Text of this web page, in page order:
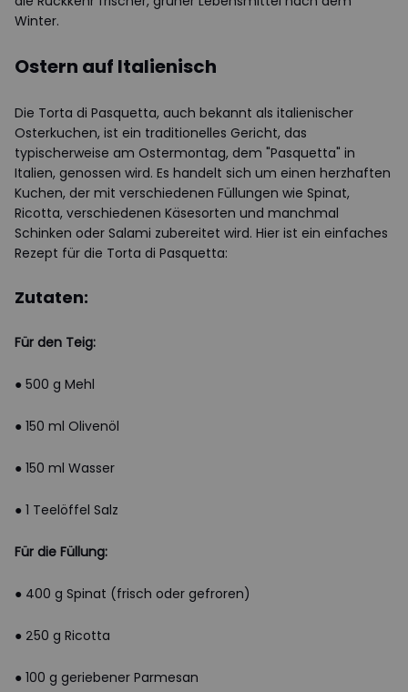
Winter.
Ostern auf Italienisch
Die Torta di Pasquetta, auch bekannt als italienischer
Osterkuchen, ist ein traditionelles Gericht, das
typischerweise am Ostermontag, dem "Pasquetta" in
Italien, genossen wird. Es handelt sich um einen herzhaften
Kuchen, der mit verschiedenen Füllungen wie Spinat,
Ricotta, verschiedenen Käsesorten und manchmal
Schinken oder Salami zubereitet wird. Hier ist ein einfaches
Rezept für die Torta di Pasquetta:
Zutaten:
Für den Teig:
● 500 g Mehl
● 150 ml Olivenöl
● 150 ml Wasser
● 1 Teelöffel Salz
Für die Füllung:
● 400 g Spinat (frisch oder gefroren)
● 250 g Ricotta
● 100 g geriebener Parmesan